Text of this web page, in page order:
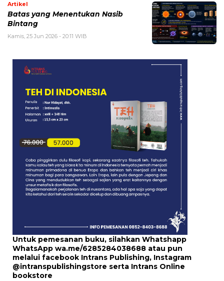
Artikel
Batas yang Menentukan Nasib
Bintang
Kamis, 25 Jun 2026 - 20:11 WIB
Untuk pemesanan buku, silahkan Whatshapp
WhatsApp wa.me/6285284038688 atau pun
melalui facebook Intrans Publishing, Instagram
@intranspublishingstore serta Intrans Online
bookstore